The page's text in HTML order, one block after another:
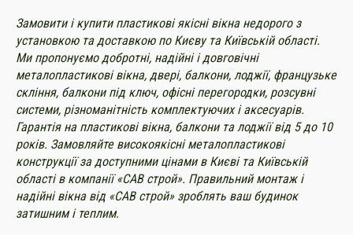
Замовити і купити пластикові якісні вікна недорого з
установкою та доставкою по Києву та Київській області.
Ми пропонуємо добротні, надійні і довговічні
металопластикові вікна, двері, балкони, лоджії, французьке
скління, балкони під ключ, офісні перегородки, розсувні
системи, різноманітність комплектуючих і аксесуарів.
Гарантія на пластикові вікна, балкони та лоджії від 5 до 10
років. Замовляйте високоякісні металопластикові
конструкції за доступними цінами в Києві та Київській
області в компанії «САВ строй». Правильний монтаж і
надійні вікна від «САВ строй» зроблять ваш будинок
затишним і теплим.